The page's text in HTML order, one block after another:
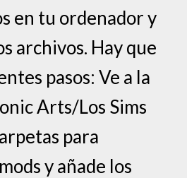
en tu ordenador y
archivos. Hay que
pasos: Ve a la
Arts/Los Sims
para
y añade los